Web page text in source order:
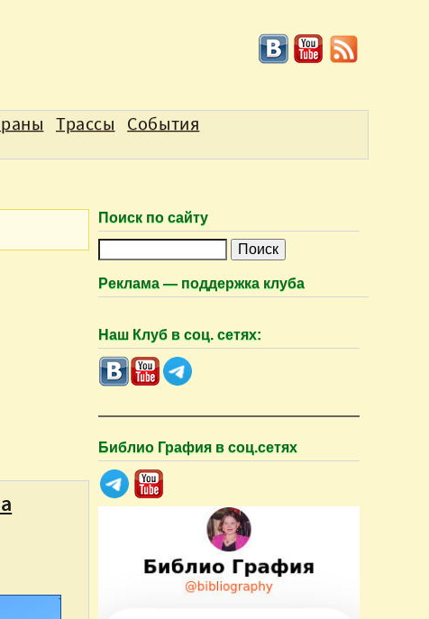
Трассы События
Поиск по сайту
и
к
Реклама — поддержка клуба
Наш Клуб в соц. сетях:
Библио Графия в соц.сетях